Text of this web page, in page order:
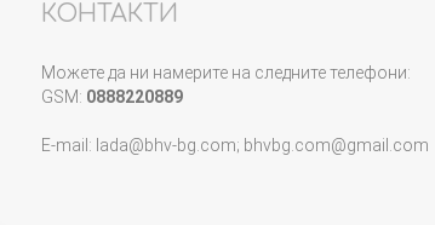
КОНТАКТИ
Можете да ни намерите на следните телефони:
GSM: 0888220889
E-mail: lada@bhv-bg.com; bhvbg.com@gmail.com